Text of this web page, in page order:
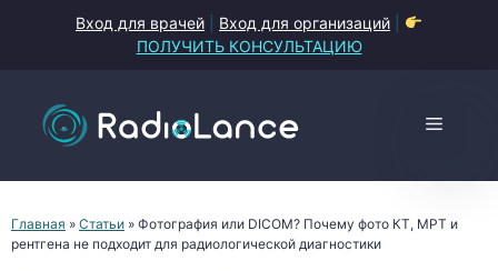
Вход для врачей Вход для организаций
ПОЛУЧИТЬ КОНСУЛЬТАЦИЮ
Меню
Главная » Статьи » Фотография или DICOM? Почему фото КТ, МРТ и
рентгена не подходит для радиологической диагностики